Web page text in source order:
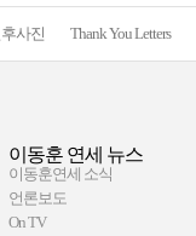
사진 Thank You Letters
이동훈 연세 뉴스
이동훈연세 소식
언론보도
On TV